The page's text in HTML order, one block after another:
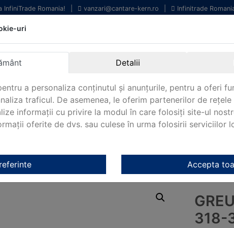
InfiniTrade Romania! vanzari@cantare-kern.ro Infinitrade
profesionale
laborator.
Internationala.
Oriunde in Romania.
Kern/OIML E2 Kern/ Greutate de test KERN 318-36
318-
uri
Detalii
a personaliza conținutul și anunțurile, pentru a oferi
traficul. De asemenea, le oferim partenerilor de rețele
informații cu privire la modul în care folosiți site-ul
oferite de dvs. sau culese în urma folosirii serviciilor
Accepta